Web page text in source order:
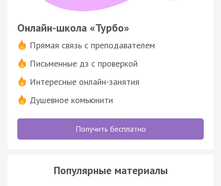
Онлайн-школа «Турбо»
Прямая связь с преподавателем
Письменные дз с проверкой
Интересные онлайн-занятия
Душевное комьюнити
Получить бесплатно
Популярные материалы